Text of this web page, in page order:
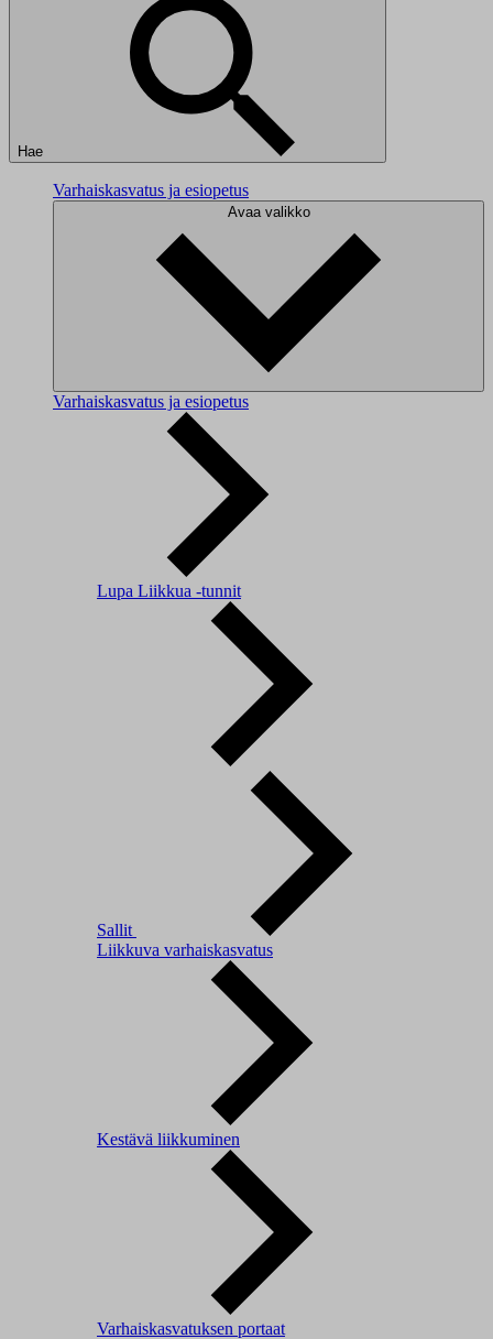
Hae
Varhaiskasvatus ja esiopetus
Avaa valikko
Varhaiskasvatus ja esiopetus
Lupa Liikkua -tunnit
Sallit
Liikkuva varhaiskasvatus
Kestävä liikkuminen
Varhaiskasvatuksen portaat